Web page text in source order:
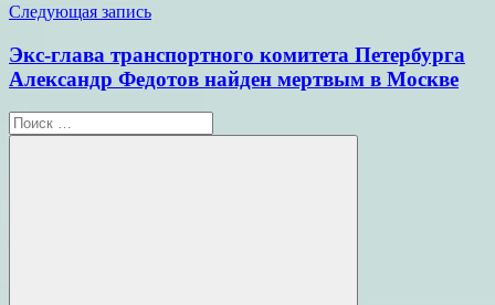
Следующая запись
Экс-глава транспортного комитета Петербурга
Александр Федотов найден мертвым в Москве
Поиск
для: